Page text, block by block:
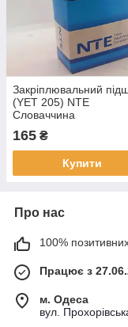
Закріплювальний
(YET 205) NTE
Словаччина
165 ₴
Купити
Про нас
100% позитивних
Працює з
м. Одеса
вул.